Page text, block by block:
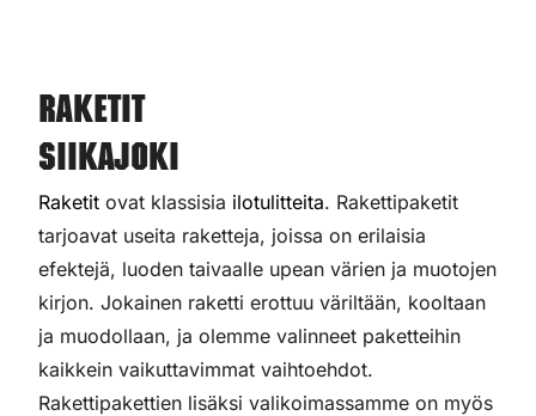
Raketit
Siikajoki
Raketit ovat klassisia ilotulitteita. Rakettipaketit
tarjoavat useita raketteja, joissa on erilaisia
efektejä, luoden taivaalle upean värien ja muotojen
kirjon. Jokainen raketti erottuu väriltään, kooltaan
ja muodollaan, ja olemme valinneet paketteihin
kaikkein vaikuttavimmat vaihtoehdot.
Rakettipakettien lisäksi valikoimassamme on myös